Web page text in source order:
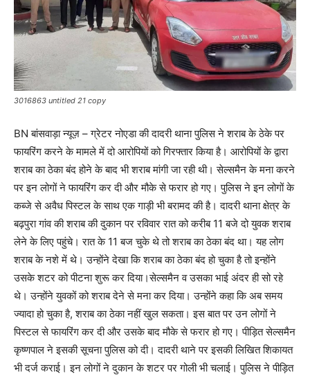
3016863 untitled 21 copy
BN बांसवाड़ा न्यूज़ – ग्रेटर नोएडा की दादरी थाना पुलिस ने शराब के ठेके पर
फायरिंग करने के मामले में दो आरोपियों को गिरफ्तार किया है। आरोपियों के द्वारा
शराब का ठेका बंद होने के बाद भी शराब मांगी जा रही थी। सेल्समैन के मना करने
पर इन लोगों ने फायरिंग कर दी और मौके से फरार हो गए। पुलिस ने इन लोगों के
कब्जे से अवैध पिस्टल के साथ एक गाड़ी भी बरामद की है। दादरी थाना क्षेत्र के
बढ़पुरा गांव की शराब की दुकान पर रविवार रात को करीब 11 बजे दो युवक शराब
लेने के लिए पहुंचे। रात के 11 बज चुके थे तो शराब का ठेका बंद था। यह लोग
शराब के नशे में थे। उन्होंने देखा कि शराब का ठेका बंद हो चुका है तो इन्होंने
उसके शटर को पीटना शुरू कर दिया।सेल्समैन व उसका भाई अंदर ही सो रहे
थे। उन्होंने युवकों को शराब देने से मना कर दिया। उन्होंने कहा कि अब समय
ज्यादा हो चुका है, शराब का ठेका नहीं खुल सकता। इस बात पर उन लोगों ने
पिस्टल से फायरिंग कर दी और उसके बाद मौके से फरार हो गए। पीड़ित सेल्समैन
कृष्णपाल ने इसकी सूचना पुलिस को दी। दादरी थाने पर इसकी लिखित शिकायत
भी दर्ज कराई। इन लोगों ने दुकान के शटर पर गोली भी चलाई। पुलिस ने पीड़ित